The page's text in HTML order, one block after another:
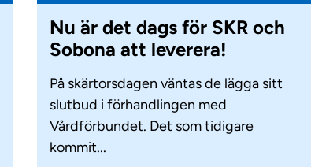
Nu är det dags för SKR och
Sobona att leverera!
På skärtorsdagen väntas de lägga sitt
slutbud i förhandlingen med
Vårdförbundet. Det som tidigare
kommit...